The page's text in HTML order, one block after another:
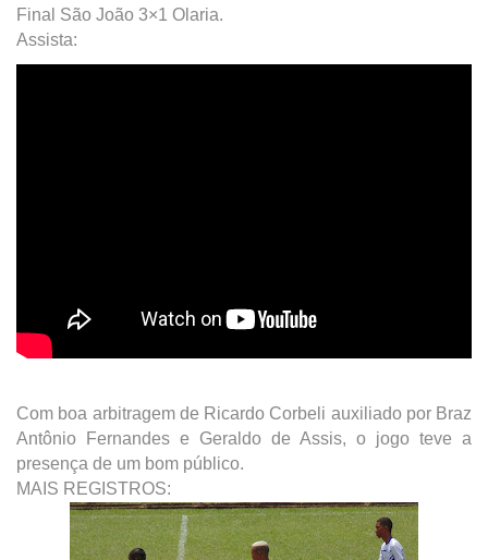
Final São João 3×1 Olaria.
Assista:
Com boa arbitragem de Ricardo Corbeli auxiliado por Braz
Antônio Fernandes e Geraldo de Assis, o jogo teve a
presença de um bom público.
MAIS REGISTROS: